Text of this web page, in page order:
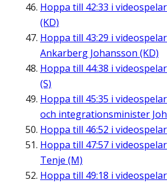
Hoppa till 42:33 i
(KD)
Hoppa till 43:29 i
Ankarberg Johansson (KD)
Hoppa till 44:38 i
(S)
Hoppa till 45:35 i
och integrationsminister
Hoppa till 46:52 i
Hoppa till 47:57 i
Tenje (M)
Hoppa till 49:18 i